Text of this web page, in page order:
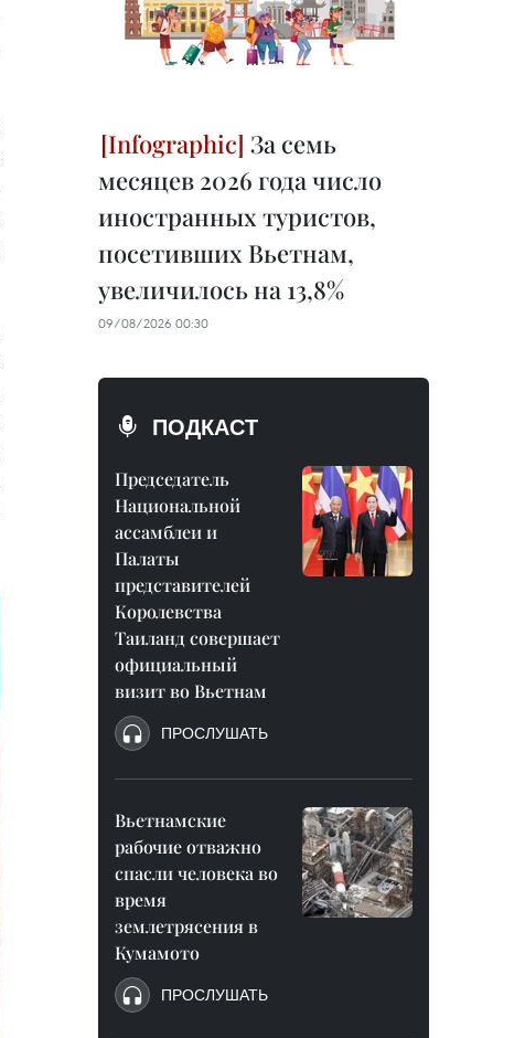
За семь
месяцев 2026 года число
иностранных туристов,
посетивших Вьетнам,
увеличилось на 13,8%
09/08/2026 00:30
ПОДКАСТ
Председатель
Национальной
ассамблеи и
Палаты
представителей
Королевства
Таиланд совершает
официальный
визит во Вьетнам
ПРОСЛУШАТЬ
Вьетнамские
рабочие отважно
спасли человека во
время
землетрясения в
Кумамото
ПРОСЛУШАТЬ